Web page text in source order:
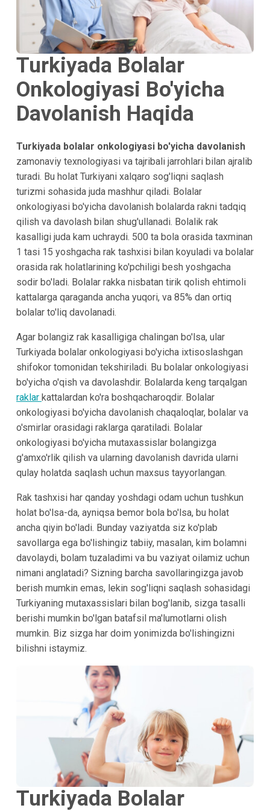
Turkiyada Bolalar
Onkologiyasi Bo'yicha
Davolanish Haqida
Turkiyada bolalar onkologiyasi bo'yicha davolanish
zamonaviy texnologiyasi va tajribali jarrohlari bilan ajralib
turadi. Bu holat Turkiyani xalqaro sog'liqni saqlash
turizmi sohasida juda mashhur qiladi. Bolalar
onkologiyasi bo'yicha davolanish bolalarda rakni tadqiq
qilish va davolash bilan shug'ullanadi. Bolalik rak
kasalligi juda kam uchraydi. 500 ta bola orasida taxminan
1 tasi 15 yoshgacha rak tashxisi bilan koyuladi va bolalar
orasida rak holatlarining ko'pchiligi besh yoshgacha
sodir bo'ladi. Bolalar rakka nisbatan tirik qolish ehtimoli
kattalarga qaraganda ancha yuqori, va 85% dan ortiq
bolalar to'liq davolanadi.
Agar bolangiz rak kasalligiga chalingan bo'lsa, ular
Turkiyada bolalar onkologiyasi bo'yicha ixtisoslashgan
shifokor tomonidan tekshiriladi. Bu bolalar onkologiyasi
bo'yicha o'qish va davolashdir. Bolalarda keng tarqalgan
raklar kattalardan ko'ra boshqacharoqdir. Bolalar
onkologiyasi bo'yicha davolanish chaqaloqlar, bolalar va
o'smirlar orasidagi raklarga qaratiladi. Bolalar
onkologiyasi bo'yicha mutaxassislar bolangizga
g'amxo'rlik qilish va ularning davolanish davrida ularni
qulay holatda saqlash uchun maxsus tayyorlangan.
Rak tashxisi har qanday yoshdagi odam uchun tushkun
holat bo'lsa-da, ayniqsa bemor bola bo'lsa, bu holat
ancha qiyin bo'ladi. Bunday vaziyatda siz ko'plab
savollarga ega bo'lishingiz tabiiy, masalan, kim bolamni
davolaydi, bolam tuzaladimi va bu vaziyat oilamiz uchun
nimani anglatadi? Sizning barcha savollaringizga javob
berish mumkin emas, lekin sog'liqni saqlash sohasidagi
Turkiyaning mutaxassislari bilan bog'lanib, sizga tasalli
berishi mumkin bo'lgan batafsil ma'lumotlarni olish
mumkin. Biz sizga har doim yonimizda bo'lishingizni
bilishni istaymiz.
Turkiyada Bolalar